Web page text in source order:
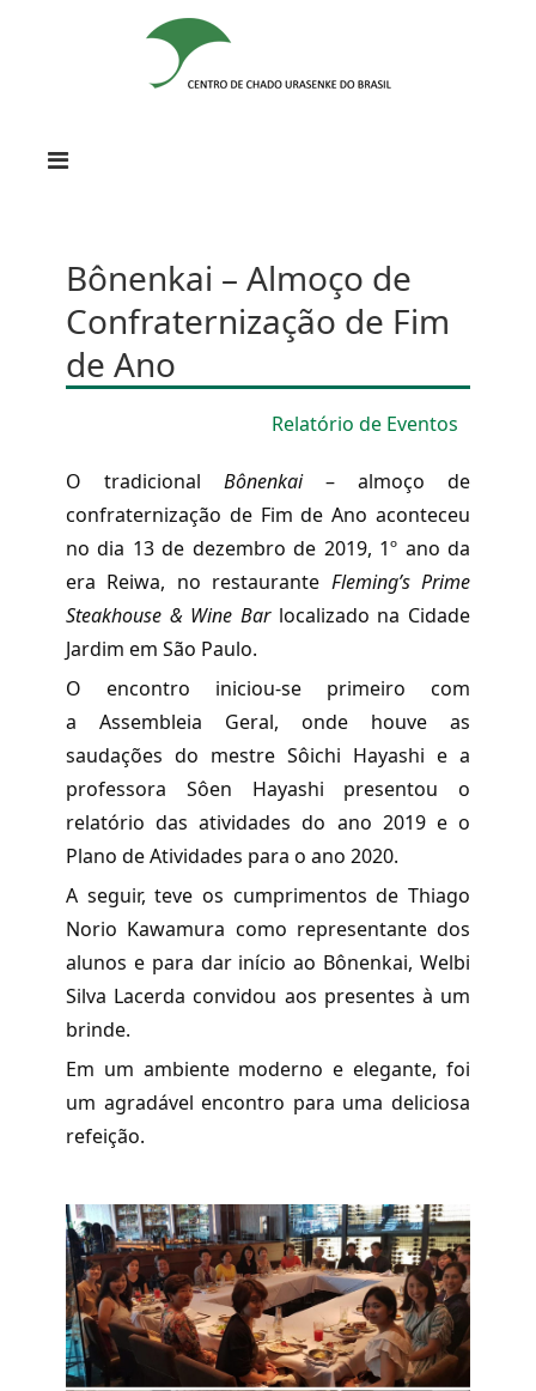
Bônenkai – Almoço de
Confraternização de Fim
de Ano
Relatório de Eventos
O tradicional Bônenkai– almoço de
confraternização de Fim de Ano aconteceu
no dia 13 de dezembro de 2019, 1º ano da
era Reiwa, no restaurante Fleming’s Prime
Steakhouse & Wine Barlocalizado na Cidade
Jardim em São Paulo.
O encontro iniciou-se primeiro com
a Assembleia Geral, onde houve as
saudações do mestre Sôichi Hayashi e a
professora Sôen Hayashi presentou o
relatório das atividades do ano 2019 e o
Plano de Atividades para o ano 2020.
A seguir, teve os cumprimentos de Thiago
Norio Kawamura como representante dos
alunos e para dar início ao Bônenkai, Welbi
Silva Lacerda convidou aos presentes à um
brinde.
Em um ambiente moderno e elegante, foi
um agradável encontro para uma deliciosa
refeição.